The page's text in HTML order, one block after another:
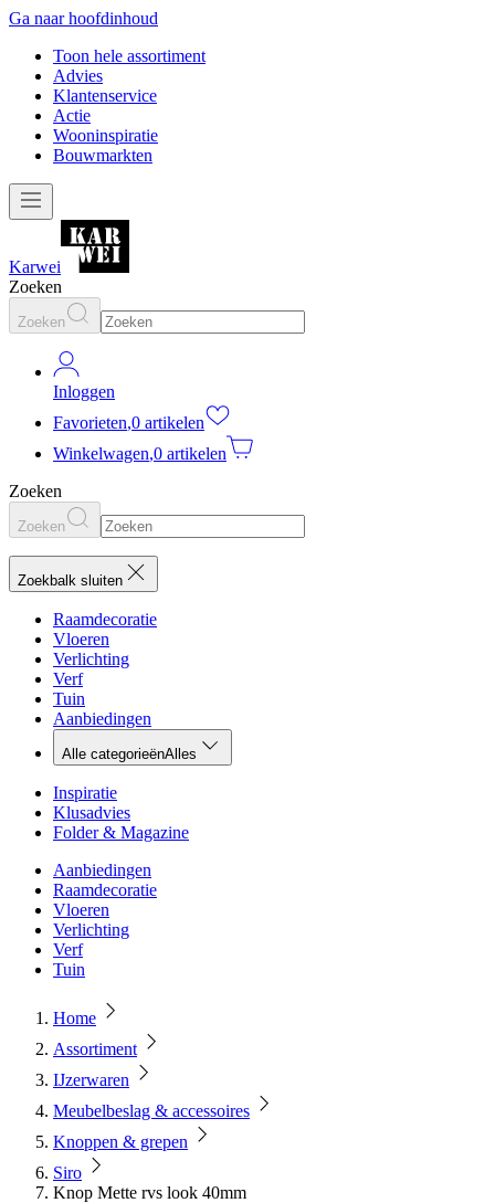
Ga naar hoofdinhoud
Toon hele assortiment
Advies
Klantenservice
Actie
Wooninspiratie
Bouwmarkten
Karwei
Zoeken
Zoeken
Inloggen
Favorieten,0 artikelen
Winkelwagen,0 artikelen
Zoeken
Zoeken
Zoekbalk sluiten
Raamdecoratie
Vloeren
Verlichting
Verf
Tuin
Aanbiedingen
Alle categorieënAlles
Inspiratie
Klusadvies
Folder & Magazine
Aanbiedingen
Raamdecoratie
Vloeren
Verlichting
Verf
Tuin
Home
Assortiment
IJzerwaren
Meubelbeslag & accessoires
Knoppen & grepen
Siro
Knop Mette rvs look 40mm